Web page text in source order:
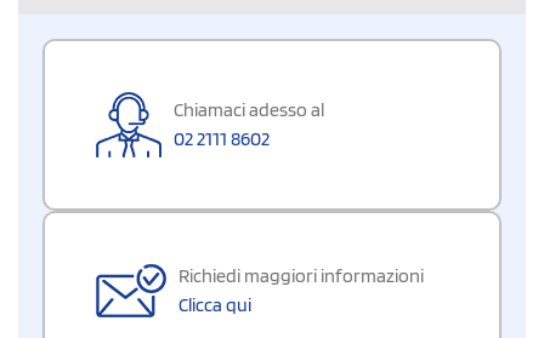
Chiamaci adesso al
02 2111 8602
Richiedi maggiori informazioni
Clicca qui